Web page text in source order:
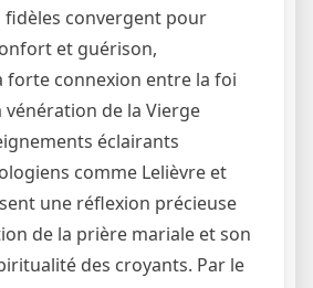
fidèles convergent pour
et guérison,
forte connexion entre la foi
de la Vierge
éclairants
comme Lelièvre et
une réflexion précieuse
de la prière mariale et son
des croyants. Par le